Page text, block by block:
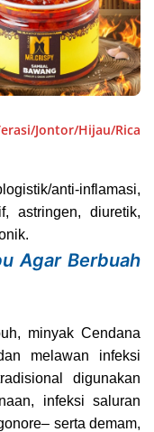
Jontor/Hijau/Rica
anti-inflamasi,
astringen, diuretik,
Agar Berbuah
minyak Cendana
melawan infeksi
digunakan
infeksi saluran
serta demam,